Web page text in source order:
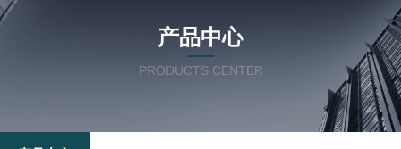
产品中心
PRODUCTS CENTER